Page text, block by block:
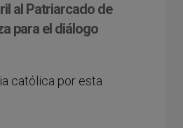
al Patriarcado de
para el diálogo
católica por esta